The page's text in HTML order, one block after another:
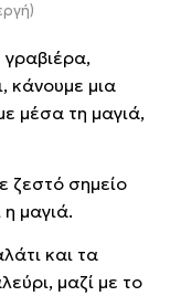
κάνουμε μια
μέσα τη μαγιά,
ζεστό σημείο
μαγιά.
και τα
μαζί με το